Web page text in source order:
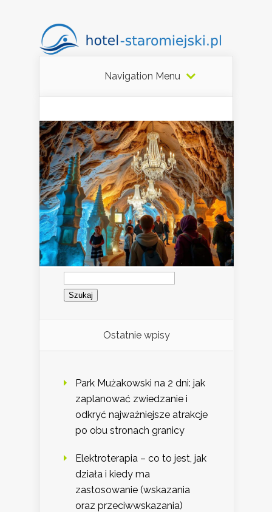
Navigation Menu
Szukaj:
Ostatnie wpisy
Park Mużakowski na 2 dni: jak
zaplanować zwiedzanie i
odkryć najważniejsze atrakcje
po obu stronach granicy
Elektroterapia – co to jest, jak
działa i kiedy ma
zastosowanie (wskazania
oraz przeciwwskazania)